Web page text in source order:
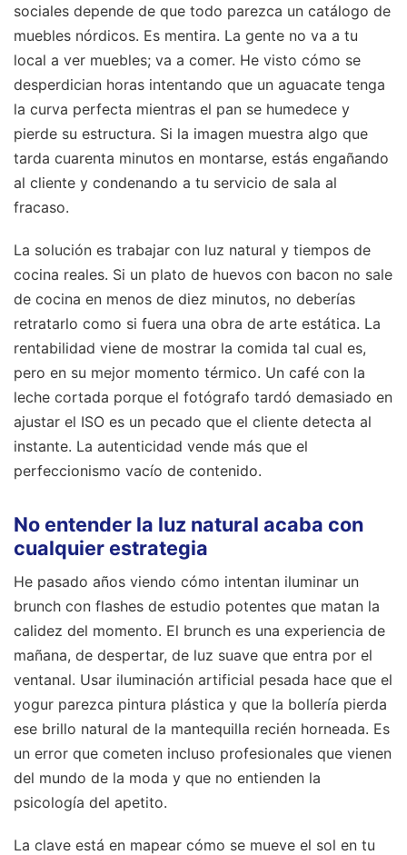
sociales depende de que todo parezca un catálogo de
muebles nórdicos. Es mentira. La gente no va a tu
local a ver muebles; va a comer. He visto cómo se
desperdician horas intentando que un aguacate tenga
la curva perfecta mientras el pan se humedece y
pierde su estructura. Si la imagen muestra algo que
tarda cuarenta minutos en montarse, estás engañando
al cliente y condenando a tu servicio de sala al
fracaso.
La solución es trabajar con luz natural y tiempos de
cocina reales. Si un plato de huevos con bacon no sale
de cocina en menos de diez minutos, no deberías
retratarlo como si fuera una obra de arte estática. La
rentabilidad viene de mostrar la comida tal cual es,
pero en su mejor momento térmico. Un café con la
leche cortada porque el fotógrafo tardó demasiado en
ajustar el ISO es un pecado que el cliente detecta al
instante. La autenticidad vende más que el
perfeccionismo vacío de contenido.
No entender la luz natural acaba con
cualquier estrategia
He pasado años viendo cómo intentan iluminar un
brunch con flashes de estudio potentes que matan la
calidez del momento. El brunch es una experiencia de
mañana, de despertar, de luz suave que entra por el
ventanal. Usar iluminación artificial pesada hace que el
yogur parezca pintura plástica y que la bollería pierda
ese brillo natural de la mantequilla recién horneada. Es
un error que cometen incluso profesionales que vienen
del mundo de la moda y que no entienden la
psicología del apetito.
La clave está en mapear cómo se mueve el sol en tu